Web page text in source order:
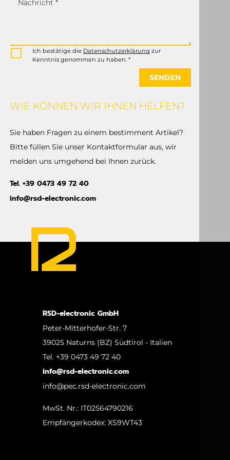
Nachricht *
Ich bestätige die Datenschutzerklärung zur
Kenntnis genommen zu haben. *
SENDEN
WIE KÖNNEN WIR IHNEN HELFEN?
Sie haben Fragen zu einem bestimment Artikel?
Bitte füllen Sie unser Kontaktformular aus, wir
melden uns umgehend bei Ihnen zurück.
Tel. +39 0473 49 72 40
info@rsd-electronic.com
RSD-electronic GmbH
Peter-Mitterhofer-Str. 7
39025 Naturns (BZ) Südtirol - Italien
Tel. +39 0473 49 72 40
info@rsd-electronic.com
info@pec.rsd-electronic.com
MwSt. Nr.: IT02564790216
Empfängerkodex: XS9WT43